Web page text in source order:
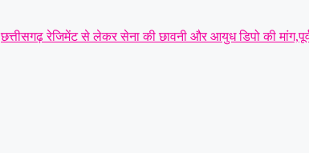
छत्तीसगढ़ रेजिमेंट से लेकर सेना की छावनी और आयुध डिपो की